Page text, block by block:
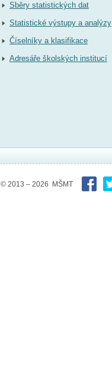
Sběry statistických dat
Statistické výstupy a analýzy
Číselníky a klasifikace
Adresáře školských institucí
© 2013 – 2026 MŠMT